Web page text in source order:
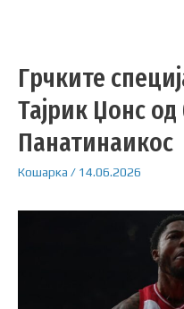
Грчките
Тајрик Џонс
Панатинаикос
Кошарка / 14.06.2026